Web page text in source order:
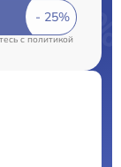
cполитикой